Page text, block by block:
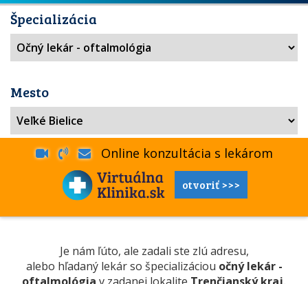
Špecializácia
Mesto
Online konzultácia s lekárom
otvoriť >>>
Je nám ľúto, ale zadali ste zlú adresu,
alebo hľadaný lekár so špecializáciou očný lekár -